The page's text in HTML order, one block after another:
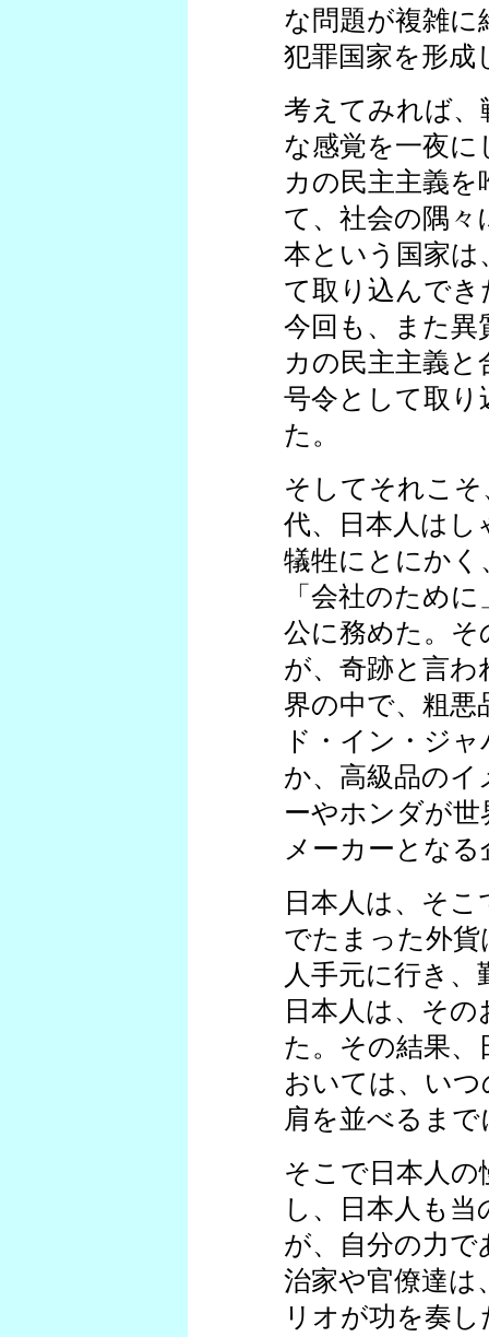
な問題が複雑に
犯罪国家を形成
考えてみれば、
な感覚を一夜
カの民主主義
て、社会の隅々
本という国家は
て取り込んで
今回も、また異
カの民主主義と
号令として取
た。
そしてそれこ
代、日本人はし
犠牲にとにか
「会社のため
公に務めた。
が、奇跡と言わ
界の中で、粗悪
ド・イン・ジ
か、高級品の
ーやホンダが
メーカーとな
日本人は、そ
でたまった外
人手元に行き
日本人は、そ
た。その結果、
おいては、い
肩を並べるま
そこで日本人
し、日本人も
が、自分の力
治家や官僚達は
リオが功を奏